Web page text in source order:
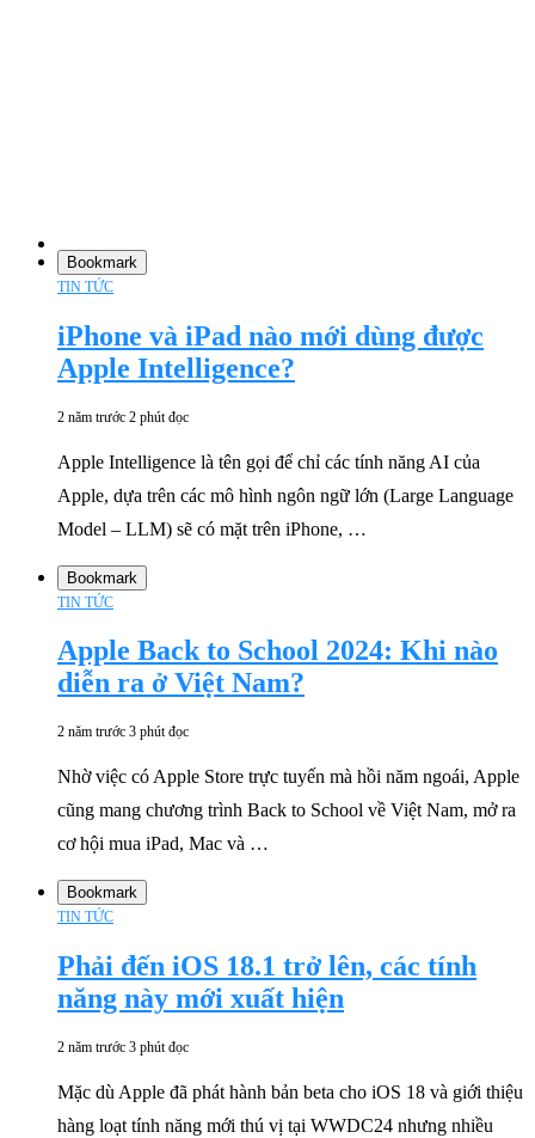
Bookmark
TIN TỨC
iPhone và iPad nào mới dùng được
Apple Intelligence?
2 năm trước 2 phút đọc
Apple Intelligence là tên gọi để chỉ các tính năng AI của
Apple, dựa trên các mô hình ngôn ngữ lớn (Large Language
Model – LLM) sẽ có mặt trên iPhone, …
Bookmark
TIN TỨC
Apple Back to School 2024: Khi nào
diễn ra ở Việt Nam?
2 năm trước 3 phút đọc
Nhờ việc có Apple Store trực tuyến mà hồi năm ngoái, Apple
cũng mang chương trình Back to School về Việt Nam, mở ra
cơ hội mua iPad, Mac và …
Bookmark
TIN TỨC
Phải đến iOS 18.1 trở lên, các tính
năng này mới xuất hiện
2 năm trước 3 phút đọc
Mặc dù Apple đã phát hành bản beta cho iOS 18 và giới thiệu
hàng loạt tính năng mới thú vị tại WWDC24 nhưng nhiều